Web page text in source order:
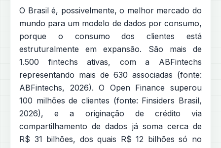
O Brasil é, possivelmente, o melhor mercado do
mundo para um modelo de dados por consumo,
porque o consumo dos clientes está
estruturalmente em expansão. São mais de
1.500 fintechs ativas, com a ABFintechs
representando mais de 630 associadas (fonte:
ABFintechs, 2026). O Open Finance superou
100 milhões de clientes (fonte: Finsiders Brasil,
2026), e a originação de crédito via
compartilhamento de dados já soma cerca de
R$ 31 bilhões, dos quais R$ 12 bilhões só no